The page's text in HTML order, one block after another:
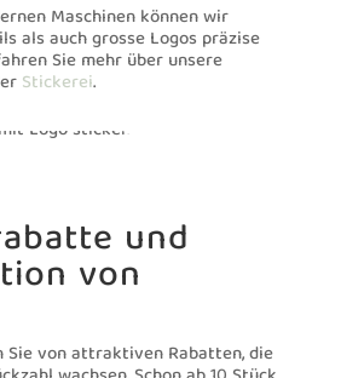
Maschinen können wir
als auch grosse Logos präzise
Sie mehr über unsere
Stickerei.
und
von
von attraktiven Rabatten, die